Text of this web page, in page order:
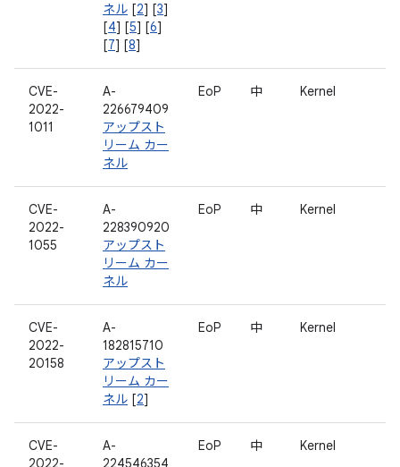
ネル [2] [3]
[4] [5] [6]
[7] [8]
CVE-
2022-
1011
A-
226679409
アップスト
リーム カー
ネル
EoP 中 Kernel
CVE-
2022-
1055
A-
228390920
アップスト
リーム カー
ネル
EoP 中 Kernel
CVE-
2022-
20158
A-
182815710
アップスト
リーム カー
ネル [2]
EoP 中 Kernel
CVE-
2022-
A-
224546354
EoP 中 Kernel